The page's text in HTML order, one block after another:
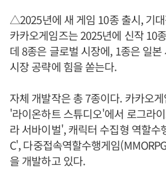
△2025년에 새 게임 10종 출시, 기
카카오게임즈는 2025년에 신작 10
데 8종은 글로벌 시장에, 1종은 일
시장 공략에 힘을 쏟는다.
자체 개발작은 총 7종이다. 카카오
'라이온하트 스튜디오'에서 로그라
라 서바이벌', 캐릭터 수집형 역할수
C', 다중접속역할수행게임
을 개발하고 있다.